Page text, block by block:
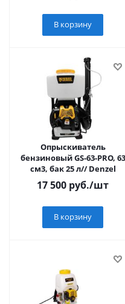
В корзину
Опрыскиватель
бензиновый GS-63-PRO, 63
см3, бак 25 л// Denzel
17 500 руб./шт
В корзину